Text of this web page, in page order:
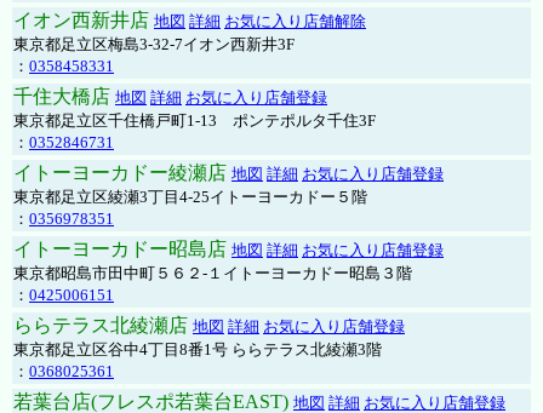
イオン西新井店 地図 詳細 お気に入り店舗解除
東京都足立区梅島3-32-7イオン西新井3F
： 0358458331
千住大橋店 地図 詳細 お気に入り店舗登録
東京都足立区千住橋戸町1-13 ポンテポルタ千住3F
： 0352846731
イトーヨーカドー綾瀬店 地図 詳細 お気に入り店舗登録
東京都足立区綾瀬3丁目4-25イトーヨーカドー５階
： 0356978351
イトーヨーカドー昭島店 地図 詳細 お気に入り店舗登録
東京都昭島市田中町５６２-１イトーヨーカドー昭島３階
： 0425006151
ららテラス北綾瀬店 地図 詳細 お気に入り店舗登録
東京都足立区谷中4丁目8番1号 ららテラス北綾瀬3階
： 0368025361
若葉台店(フレスポ若葉台EAST) 地図 詳細 お気に入り店舗登録